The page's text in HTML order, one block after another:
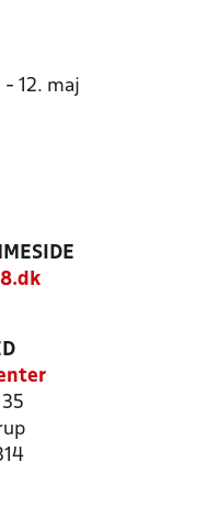
- 12. maj